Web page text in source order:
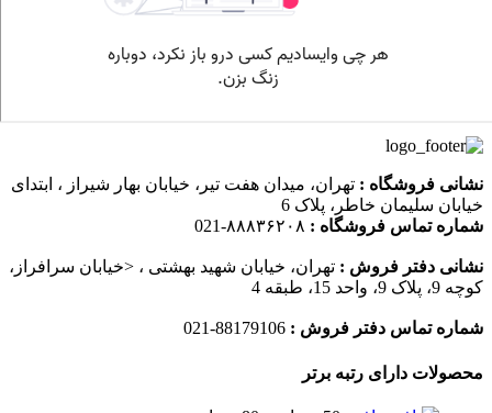
نشانی فروشگاه : تهران، میدان هفت تیر، خیابان بهار شیراز ، ابتدای
خیابان سلیمان خاطر، پلاک 6
شماره تماس فروشگاه :
نشانی دفتر فروش : تهران، خیابان شهید بهشتی ، <خیابان سرافراز،
کوچه 9، پلاک 9، واحد 15، طبقه 4
شماره تماس دفتر فروش :
محصولات دارای رتبه برتر